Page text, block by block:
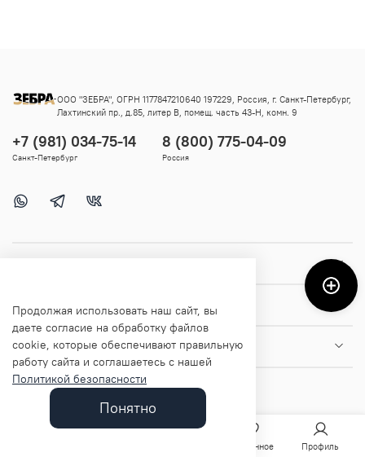
Помощь и информация
О магазине
+7 (981) 034-75-14
Санкт-Петербург
8 (800) 775-04-09
Россия
ООО "ЗЕБРА", ОГРН 1177847210640 197229, Россия, г. Санкт-Петербург,
Лахтинский пр., д.85, литер В, помещ. часть 43-Н, комн. 9
Избранное Профиль
Продолжая использовать наш сайт, вы
даете согласие на обработку файлов
cookie, которые обеспечивают правильную
работу сайта и соглашаетесь с нашей
Политикой безопасности
Понятно